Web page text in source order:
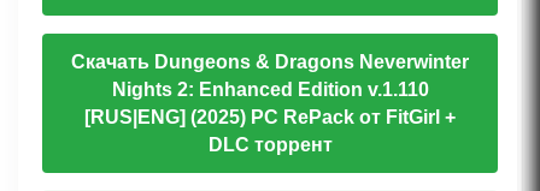
Скачать Dungeons & Dragons Neverwinter
Nights 2: Enhanced Edition v.1.110
[RUS|ENG] (2025) PC RePack от FitGirl +
DLC торрент